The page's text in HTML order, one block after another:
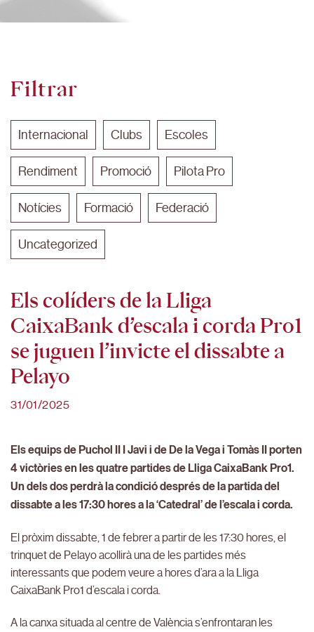
Filtrar
Internacional Clubs Escoles
Rendiment Promoció Pilota Pro
Notícies Formació Federació
Uncategorized
Els colíders de la Lliga
CaixaBank d’escala i corda Pro1
se juguen l’invicte el dissabte a
Pelayo
31/01/2025
Els equips de Puchol II I Javi i de De la Vega i Tomàs II porten
4 victòries en les quatre partides de Lliga CaixaBank Pro1.
Un dels dos perdrà la condició després de la partida del
dissabte a les 17:30 hores a la ‘Catedral’ de l’escala i corda.
El pròxim dissabte, 1 de febrer a partir de les 17:30 hores, el
trinquet de Pelayo acollirà una de les partides més
interessants que podem veure a hores d’ara a la Lliga
CaixaBank Pro1 d’escala i corda.
A la canxa situada al centre de València s’enfrontaran les